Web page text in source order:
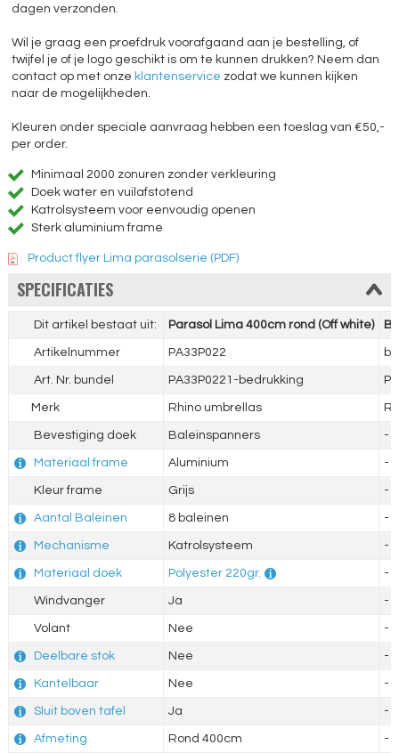
dagen verzonden.
Wil je graag een proefdruk voorafgaand aan je bestelling, of
twijfel je of je logo geschikt is om te kunnen drukken? Neem dan
contact op met onze klantenservice zodat we kunnen kijken
naar de mogelijkheden.
Kleuren onder speciale aanvraag hebben een toeslag van €50,-
per order.
Minimaal 2000 zonuren zonder verkleuring
Doek water en vuilafstotend
Katrolsysteem voor eenvoudig openen
Sterk aluminium frame
Product flyer Lima parasolserie (PDF)
SPECIFICATIES
Dit artikel bestaat uit: Parasol Lima 400cm rond (Off white)
Artikelnummer PA33P022
Art. Nr. bundel PA33P0221-bedrukking
Merk Rhino umbrellas
Bevestiging doek Baleinspanners -
Materiaal frame Aluminium -
Kleur frame Grijs -
Aantal Baleinen 8 baleinen -
Mechanisme Katrolsysteem -
Materiaal doek Polyester 220gr. -
Windvanger Ja -
Volant Nee -
Deelbare stok Nee -
Kantelbaar Nee -
Sluit boven tafel Ja -
Afmeting Rond 400cm -